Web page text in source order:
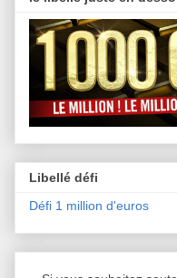
Libellé défi
Défi 1 million d'euros